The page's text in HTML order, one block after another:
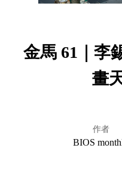
金馬 61｜李
畫
作者
BIOS